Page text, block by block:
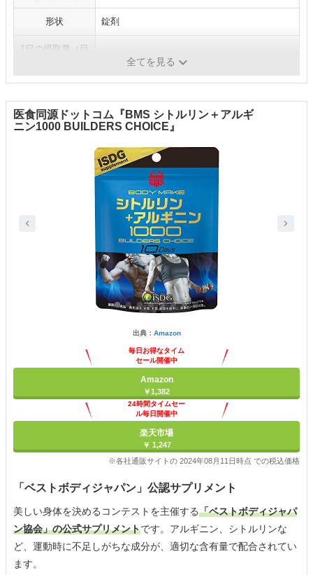
形状 錠剤
1日の摂取量（目
全てを見る
医食同源ドットコム『BMS シトルリン＋アルギ
ニン1000 BUILDERS CHOICE』
出典： Amazon
毎日お得なタイム
セール開催中
Amazon
￥1,382
24時間タイムセー
ル毎日開催中
楽天市場
￥ 1,247
※各社通販サイトの 2024年08月11日時点 での税込価格
「ベストボディジャパン」公認サプリメント
美しい身体を決めるコンテストを主催する「ベストボディジャパ
ン協会」の公式サプリメントです。アルギニン、シトルリンな
ど、運動時に不足しがちな成分が、適切な含有量で配合されてい
ます。